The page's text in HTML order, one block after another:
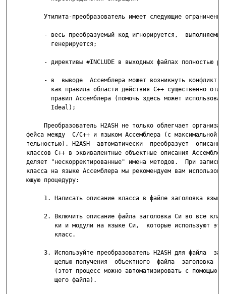
Утилита-преобразователь имеет следующие
- весь преобразуемый код игнорируется,  выполняемый
            генерируется;
- директивы #INCLUDE в выходных файлах полностью
- в  выводе  Ассемблера может возникнуть конфликт
как правила области действия С++ существенно
правил Ассемблера (помочь здесь может
            Ideal);
Преобразователь H2ASH не только облегчает
фейса между  С/С++ и языком Ассемблера (с максимальной
тельностью). H2ASH  автоматически  преобразует  описания
классов С++ в эквивалентные объектные описания
деляет "нескорректированные" имена методов.  При записи
класса на языке Ассемблера мы рекомендуем вам
     ющую процедуру:
1. Написать описание класса в файле заголовка языка
2. Включить описание файла заголовка Си во все
ки и модули на языке Си,  которые используют
             класс.
3. Используйте преобразователь H2ASH для файла
целью получения  объектного  файла  заголовка
(этот процесс можно автоматизировать с помощью
             щего файла).